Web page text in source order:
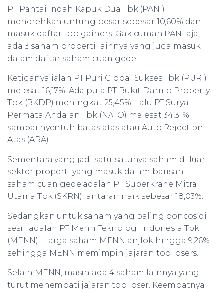
PT Pantai Indah Kapuk Dua Tbk (PANI)
menorehkan untung besar sebesar 10,60% dan
masuk daftar top gainers. Gak cuman PANI aja,
ada 3 saham properti lainnya yang juga masuk
dalam daftar saham cuan gede.
Ketiganya ialah PT Puri Global Sukses Tbk (PURI)
melesat 16,17%. Ada pula PT Bukit Darmo Property
Tbk (BKDP) meningkat 25,45%. Lalu PT Surya
Permata Andalan Tbk (NATO) melesat 34,31%
sampai nyentuh batas atas atau Auto Rejection
Atas (ARA).
Sementara yang jadi satu-satunya saham di luar
sektor properti yang masuk dalam barisan
saham cuan gede adalah PT Superkrane Mitra
Utama Tbk (SKRN) lantaran naik sebesar 18,03%.
Sedangkan untuk saham yang paling boncos di
sesi I adalah PT Menn Teknologi Indonesia Tbk
(MENN). Harga saham MENN anjlok hingga 9,26%
sehingga MENN memimpin jajaran top losers.
Selain MENN, masih ada 4 saham lainnya yang
turut menempati jajaran top loser. Keempatnya